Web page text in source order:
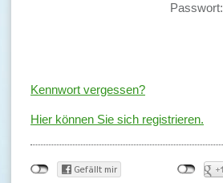
Passwort:
Kennwort vergessen?
Hier können Sie sich registrieren.